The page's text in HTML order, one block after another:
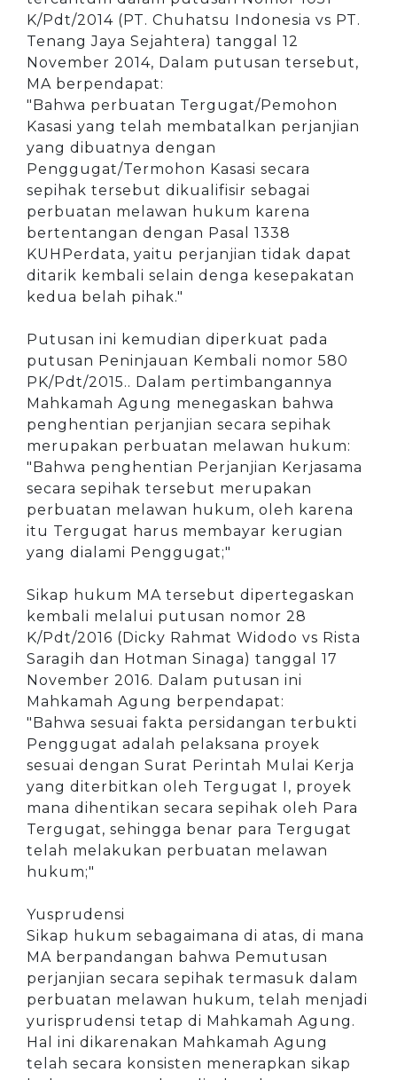
K/Pdt/2014 (PT. Chuhatsu Indonesia vs PT.
Tenang Jaya Sejahtera) tanggal 12
November 2014, Dalam putusan tersebut,
MA berpendapat:
"Bahwa perbuatan Tergugat/Pemohon
Kasasi yang telah membatalkan perjanjian
yang dibuatnya dengan
Penggugat/Termohon Kasasi secara
sepihak tersebut dikualifisir sebagai
perbuatan melawan hukum karena
bertentangan dengan Pasal 1338
KUHPerdata, yaitu perjanjian tidak dapat
ditarik kembali selain denga kesepakatan
kedua belah pihak."
Putusan ini kemudian diperkuat pada
putusan Peninjauan Kembali nomor 580
PK/Pdt/2015.. Dalam pertimbangannya
Mahkamah Agung menegaskan bahwa
penghentian perjanjian secara sepihak
merupakan perbuatan melawan hukum:
"Bahwa penghentian Perjanjian Kerjasama
secara sepihak tersebut merupakan
perbuatan melawan hukum, oleh karena
itu Tergugat harus membayar kerugian
yang dialami Penggugat;"
Sikap hukum MA tersebut dipertegaskan
kembali melalui putusan nomor 28
K/Pdt/2016 (Dicky Rahmat Widodo vs Rista
Saragih dan Hotman Sinaga) tanggal 17
November 2016. Dalam putusan ini
Mahkamah Agung berpendapat:
"Bahwa sesuai fakta persidangan terbukti
Penggugat adalah pelaksana proyek
sesuai dengan Surat Perintah Mulai Kerja
yang diterbitkan oleh Tergugat I, proyek
mana dihentikan secara sepihak oleh Para
Tergugat, sehingga benar para Tergugat
telah melakukan perbuatan melawan
hukum;"
Yusprudensi
Sikap hukum sebagaimana di atas, di mana
MA berpandangan bahwa Pemutusan
perjanjian secara sepihak termasuk dalam
perbuatan melawan hukum, telah menjadi
yurisprudensi tetap di Mahkamah Agung.
Hal ini dikarenakan Mahkamah Agung
telah secara konsisten menerapkan sikap